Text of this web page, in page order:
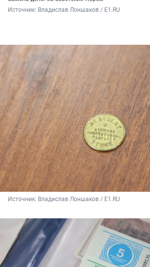
Источник: Владислав Лоншаков / E1.RU
Источник: Владислав Лоншаков / E1.RU